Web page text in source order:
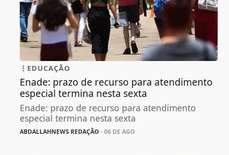
EDUCAÇÃO
Enade: prazo de recurso para atendimento
especial termina nesta sexta
Enade: prazo de recurso para atendimento
especial termina nesta sexta
ABDALLAHNEWS REDAÇÃO - 06 DE AGO